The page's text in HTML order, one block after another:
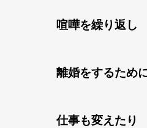
喧嘩を繰り返し
離婚をするため
仕事も変えたり